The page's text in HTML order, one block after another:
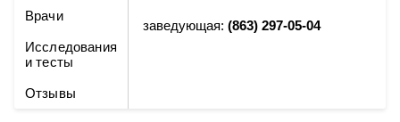
Врачи
Исследования
и тесты
Отзывы
заведующая: (863) 297-05-04